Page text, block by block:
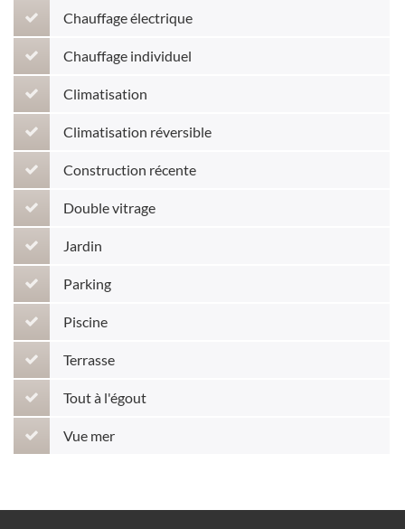
Chauffage électrique
Chauffage individuel
Climatisation
Climatisation réversible
Construction récente
Double vitrage
Jardin
Parking
Piscine
Terrasse
Tout à l'égout
Vue mer